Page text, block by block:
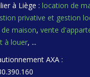
à Liège : location de
privative et gestion
maison, vente
à louer, ...
AXA :